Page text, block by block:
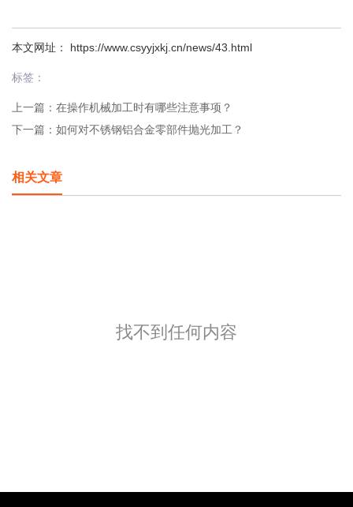
本文网址： https://www.csyyjxkj.cn/news/43.html
标签：
上一篇： 在操作机械加工时有哪些注意事项？
下一篇： 如何对不锈钢铝合金零部件抛光加工？
相关文章
找不到任何内容